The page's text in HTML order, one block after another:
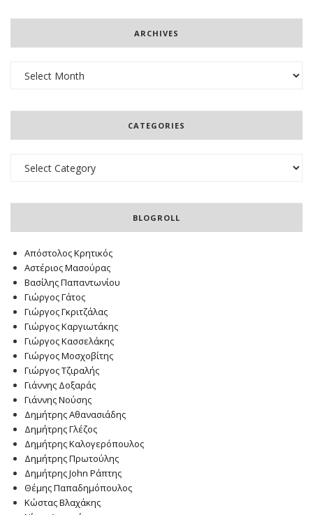
ARCHIVES
CATEGORIES
BLOGROLL
Απόστολος Κρητικός
Αστέριος Μασούρας
Βασίλης Παπαντωνίου
Γιώργος Γάτος
Γιώργος Γκριτζάλας
Γιώργος Καργιωτάκης
Γιώργος Κασσελάκης
Γιώργος Μοσχοβίτης
Γιώργος Τζιραλής
Γιάννης Δοξαράς
Γιάννης Νούσης
Δημήτρης Αθανασιάδης
Δημήτρης Γλέζος
Δημήτρης Καλογερόπουλος
Δημήτρης Πρωτούλης
Δημήτρης John Ράπτης
Θέμης Παπαδημόπουλος
Κώστας Βλαχάκης